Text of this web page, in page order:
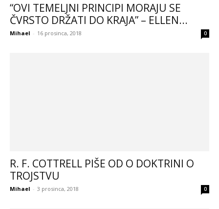
“OVI TEMELJNI PRINCIPI MORAJU SE
ČVRSTO DRŽATI DO KRAJA” – ELLEN...
Mihael - 16 prosinca, 2018 0
R. F. COTTRELL PIŠE OD O DOKTRINI O
TROJSTVU
Mihael - 3 prosinca, 2018 0